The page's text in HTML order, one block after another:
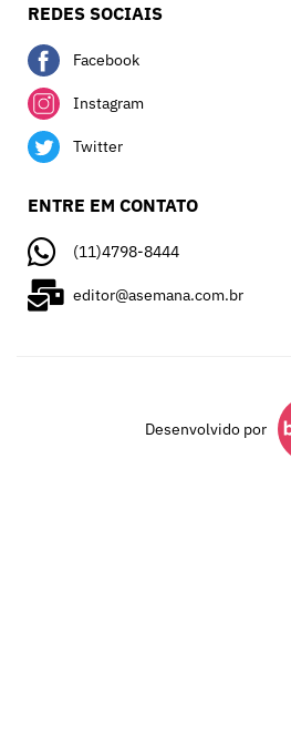
REDES SOCIAIS
Facebook
Instagram
Twitter
ENTRE EM CONTATO
(11)4798-8444
editor@asemana.com.br
Desenvolvido por